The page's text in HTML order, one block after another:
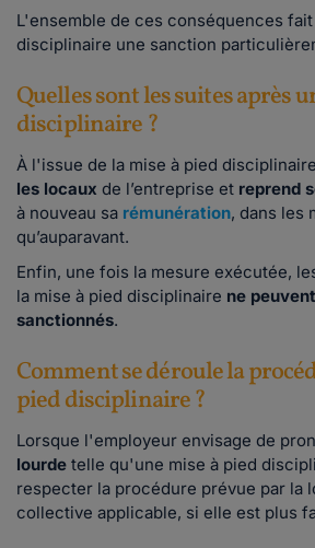
L'ensemble de ces conséquences
disciplinaire une sanction
Quelles sont les suites après
disciplinaire ?
À l'issue de la mise à pied
les locaux de l’entreprise et reprend
à nouveau sa rémunération, dans les
qu’auparavant.
Enfin, une fois la mesure exécutée,
la mise à pied disciplinaire ne
sanctionnés.
Comment se déroule la
pied disciplinaire ?
Lorsque l'employeur envisage de
lourde telle qu'une mise à pied
respecter la procédure prévue par la
collective applicable, si elle est plus